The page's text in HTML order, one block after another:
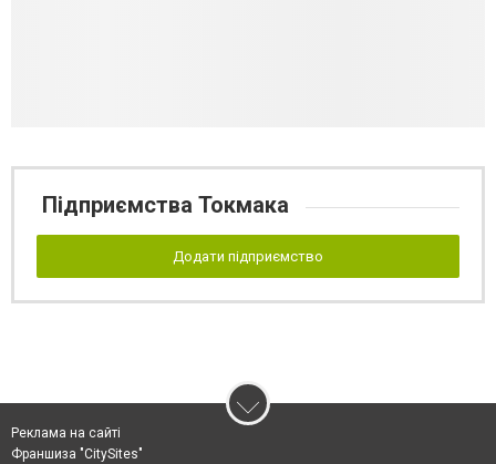
Підприємства Токмака
Додати підприємство
Реклама на сайті
Франшиза "CitySites"